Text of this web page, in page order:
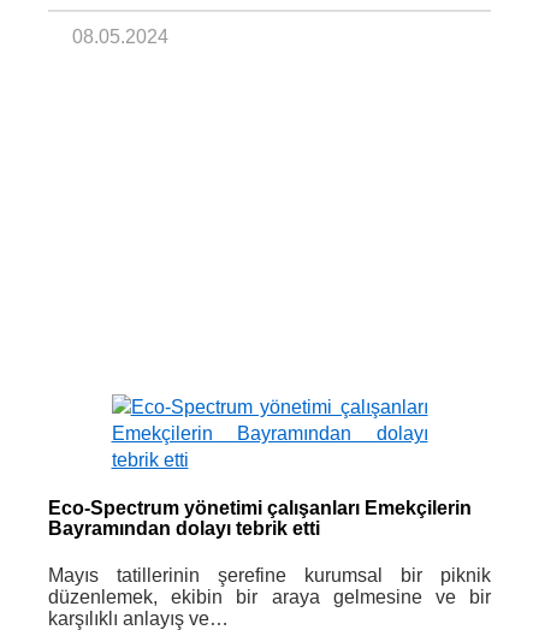
08.05.2024
Eco-Spectrum yönetimi çalışanları Emekçilerin
Bayramından dolayı tebrik etti
Mayıs tatillerinin şerefine kurumsal bir piknik
düzenlemek, ekibin bir araya gelmesine ve bir
karşılıklı anlayış ve…